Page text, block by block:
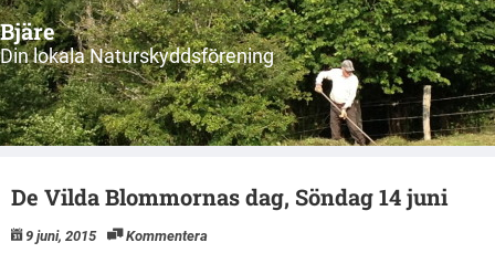
Styrelsen
Program
Vad vi gör!
Bjäre
Din lokala Naturskyddsförening
De Vilda Blommornas dag, Söndag 14 juni
9 juni, 2015 Kommentera